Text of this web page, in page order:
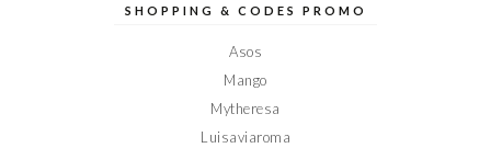
sursur sur sur sur
SHOPPING & CODES PROMO
Asos
Mango
Mytheresa
Luisaviaroma